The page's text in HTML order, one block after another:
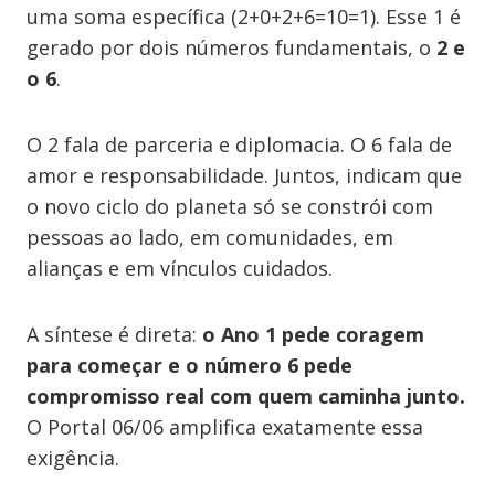
uma soma específica (2+0+2+6=10=1). Esse 1 é
gerado por dois números fundamentais, o 2 e
o 6.
O 2 fala de parceria e diplomacia. O 6 fala de
amor e responsabilidade. Juntos, indicam que
o novo ciclo do planeta só se constrói com
pessoas ao lado, em comunidades, em
alianças e em vínculos cuidados.
A síntese é direta: o Ano 1 pede coragem
para começar e o número 6 pede
compromisso real com quem caminha junto.
O Portal 06/06 amplifica exatamente essa
exigência.